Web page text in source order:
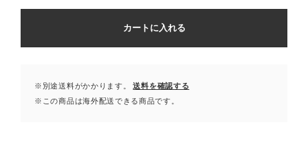
カートに入れる
※別途送料がかかります。
送料を確認する
※この商品は海外配送できる商品です。